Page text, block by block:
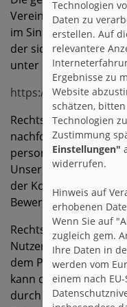
Vereinbarung
im Sinne der DSGVO
der sich die
unter dem folgenden
https://
Rechtsgrundlage für
nachfolgend
personenbezogenen
Unser berechtigtes
der Kommunikation
Bewerbung unserer
Rechtsgrundlage
Nutzers gemäß Art. 6
dem
kann der Nutzer nach
durch eine Mitteilung
Technologien
Daten zu
erstellen. Auf
relevantere
Ergebnisse zu
Website
schätzen,
Technologien
Zustimmung
Einstellungen"
widerrufen.
Hinweis auf
erhobenen
Wenn Sie auf
zugleich gem.
Ihre Daten in
werden vom
einem nach